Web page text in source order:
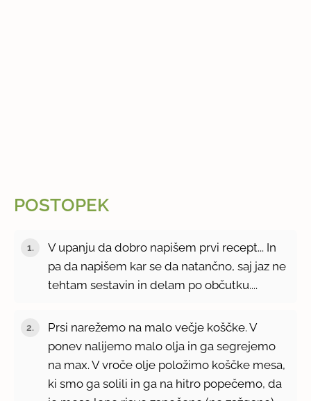
POSTOPEK
V upanju da dobro napišem prvi recept... In
pa da napišem kar se da natančno, saj jaz ne
tehtam sestavin in delam po občutku....
Prsi narežemo na malo večje koščke. V
ponev nalijemo malo olja in ga segrejemo
na max. V vroče olje položimo koščke mesa,
ki smo ga solili in ga na hitro popečemo, da